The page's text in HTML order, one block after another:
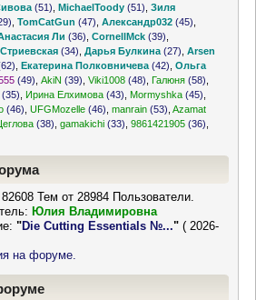
(51) ,MichaelToody (51) ,Зиля
,TomCatGun (47) ,Александр032 (45)
Ли (36) ,CornellMck (39)
(34) ,Дарья Булкина (27) ,Arsen
,Екатерина Полковничева (42) ,Ольга
(49) ,AkiN (39) ,Viki1008 (48) Галюня (58)
(35) Ирина Елхимова (43) Mormyshka (45)
(46) ,UFGMozelle (46) ,manrain (53) ,Azamat
(38) ,gamakichi (33) ,9861421905 (36)
Тем от 28984 Пользователи.
Юлия Владимировна
"Die Cutting Essentials №..." ( 2026-
на форуме.